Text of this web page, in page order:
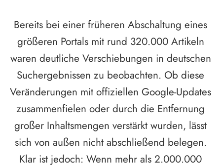
Bereits bei einer früheren Abschaltung eines
größeren Portals mit rund 320.000 Artikeln
waren deutliche Verschiebungen in deutschen
Suchergebnissen zu beobachten. Ob diese
Veränderungen mit offiziellen Google-Updates
zusammenfielen oder durch die Entfernung
großer Inhaltsmengen verstärkt wurden, lässt
sich von außen nicht abschließend belegen.
Klar ist jedoch: Wenn mehr als 2.000.000